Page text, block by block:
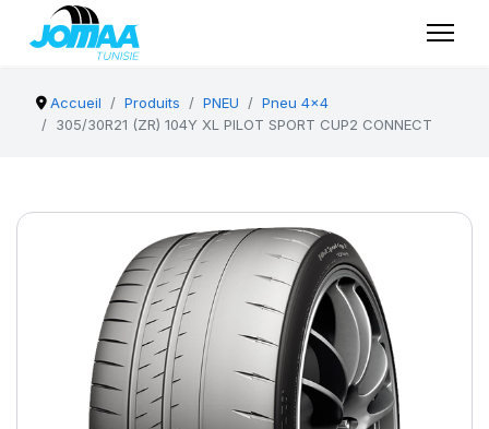
Accueil Produits PNEU
Pneu 4x4
305/30R21 (ZR) 104Y XL PILOT SPORT CUP2 CONNECT